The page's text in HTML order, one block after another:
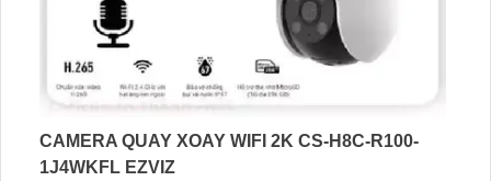
CAMERA QUAY XOAY WIFI 2K CS-H8C-R100-
1J4WKFL EZVIZ